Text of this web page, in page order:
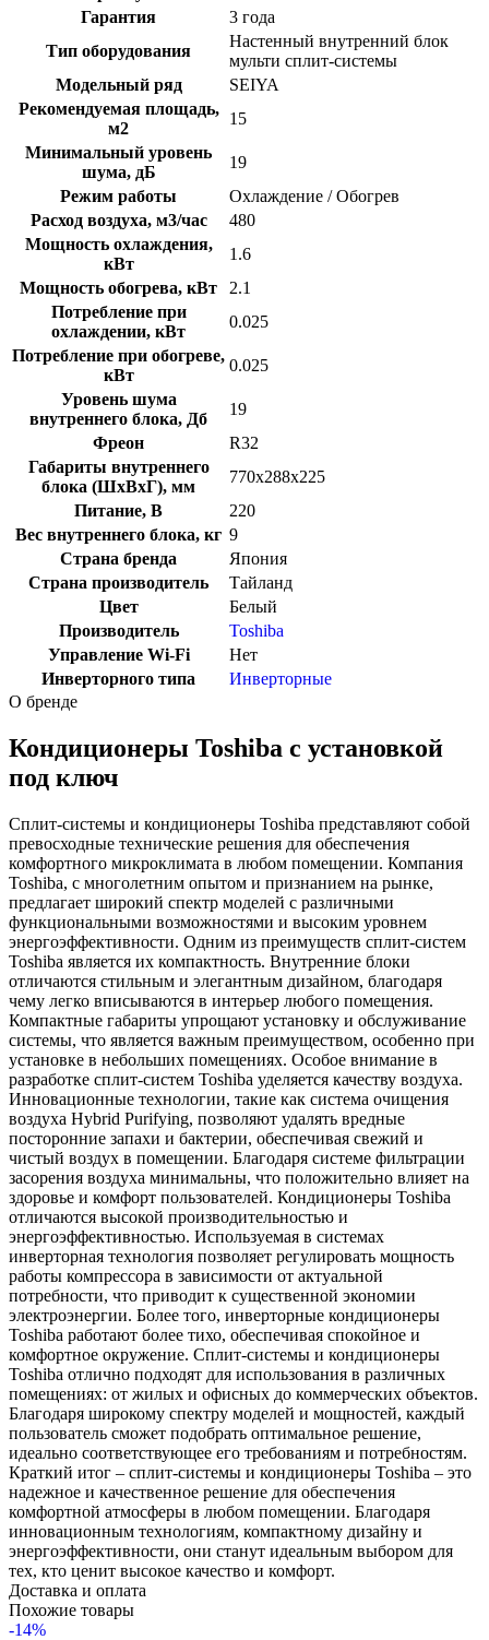
Гарантия
3 года
Тип оборудования
Настенный внутренний блок
мульти сплит-системы
Модельный ряд
SEIYA
Рекомендуемая площадь,
м2
15
Минимальный уровень
шума, дБ
19
Режим работы
Охлаждение / Обогрев
Расход воздуха, м3/час
480
Мощность охлаждения,
кВт
1.6
Мощность обогрева, кВт
2.1
Потребление при
охлаждении, кВт
0.025
Потребление при обогреве,
кВт
0.025
Уровень шума
внутреннего блока, Дб
19
Фреон
R32
Габариты внутреннего
блока (ШхВхГ), мм
770x288x225
Питание, В
220
Вес внутреннего блока, кг 9
Страна бренда
Япония
Страна производитель
Тайланд
Цвет
Белый
Производитель
Toshiba
Управление Wi-Fi
Нет
Инверторного типа
Инверторные
О бренде
Кондиционеры Toshiba с установкой
под ключ
Сплит-системы и кондиционеры Toshiba представляют собой
превосходные технические решения для обеспечения
комфортного микроклимата в любом помещении. Компания
Toshiba, с многолетним опытом и признанием на рынке,
предлагает широкий спектр моделей с различными
функциональными возможностями и высоким уровнем
энергоэффективности. Одним из преимуществ сплит-систем
Toshiba является их компактность. Внутренние блоки
отличаются стильным и элегантным дизайном, благодаря
чему легко вписываются в интерьер любого помещения.
Компактные габариты упрощают установку и обслуживание
системы, что является важным преимуществом, особенно при
установке в небольших помещениях. Особое внимание в
разработке сплит-систем Toshiba уделяется качеству воздуха.
Инновационные технологии, такие как система очищения
воздуха Hybrid Purifying, позволяют удалять вредные
посторонние запахи и бактерии, обеспечивая свежий и
чистый воздух в помещении. Благодаря системе фильтрации
засорения воздуха минимальны, что положительно влияет на
здоровье и комфорт пользователей. Кондиционеры Toshiba
отличаются высокой производительностью и
энергоэффективностью. Используемая в системах
инверторная технология позволяет регулировать мощность
работы компрессора в зависимости от актуальной
потребности, что приводит к существенной экономии
электроэнергии. Более того, инверторные кондиционеры
Toshiba работают более тихо, обеспечивая спокойное и
комфортное окружение. Сплит-системы и кондиционеры
Toshiba отлично подходят для использования в различных
помещениях: от жилых и офисных до коммерческих объектов.
Благодаря широкому спектру моделей и мощностей, каждый
пользователь сможет подобрать оптимальное решение,
идеально соответствующее его требованиям и потребностям.
Краткий итог – сплит-системы и кондиционеры Toshiba – это
надежное и качественное решение для обеспечения
комфортной атмосферы в любом помещении. Благодаря
инновационным технологиям, компактному дизайну и
энергоэффективности, они станут идеальным выбором для
тех, кто ценит высокое качество и комфорт.
Доставка и оплата
Похожие товары
-14%